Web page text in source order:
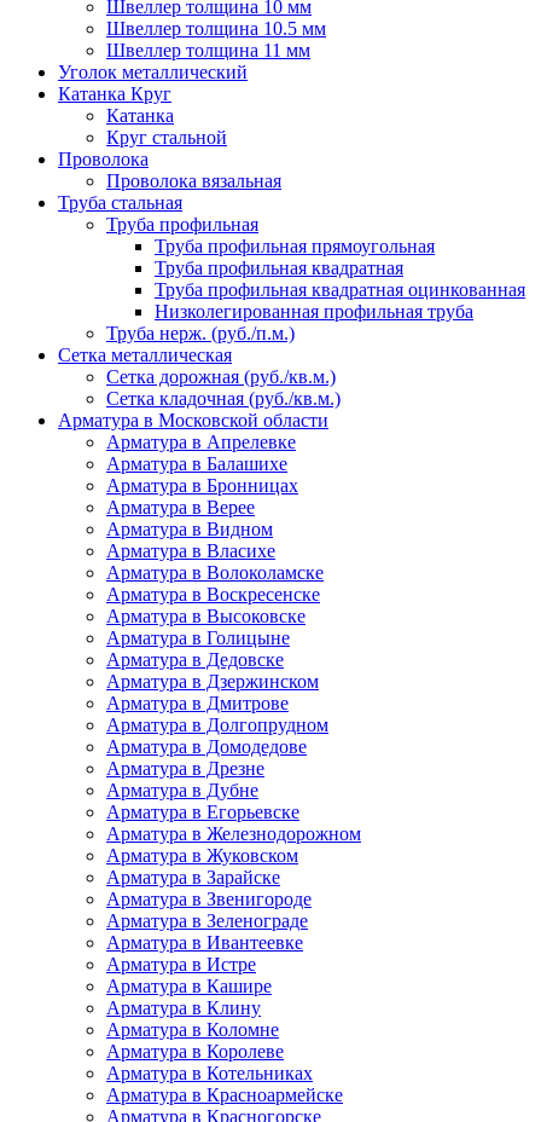
Швеллер толщина 10 мм
Швеллер толщина 10.5 мм
Швеллер толщина 11 мм
Уголок металлический
Катанка Круг
Катанка
Круг стальной
Проволока
Проволока вязальная
Труба стальная
Труба профильная
Труба профильная прямоугольная
Труба профильная квадратная
Труба профильная квадратная оцинкованная
Низколегированная профильная труба
Труба нерж. (руб./п.м.)
Сетка металлическая
Сетка дорожная (руб./кв.м.)
Сетка кладочная (руб./кв.м.)
Арматура в Московской области
Арматура в Апрелевке
Арматура в Балашихе
Арматура в Бронницах
Арматура в Верее
Арматура в Видном
Арматура в Власихе
Арматура в Волоколамске
Арматура в Воскресенске
Арматура в Высоковске
Арматура в Голицыне
Арматура в Дедовске
Арматура в Дзержинском
Арматура в Дмитрове
Арматура в Долгопрудном
Арматура в Домодедове
Арматура в Дрезне
Арматура в Дубне
Арматура в Егорьевске
Арматура в Железнодорожном
Арматура в Жуковском
Арматура в Зарайске
Арматура в Звенигороде
Арматура в Зеленограде
Арматура в Ивантеевке
Арматура в Истре
Арматура в Кашире
Арматура в Клину
Арматура в Коломне
Арматура в Королеве
Арматура в Котельниках
Арматура в Красноармейске
Арматура в Красногорске